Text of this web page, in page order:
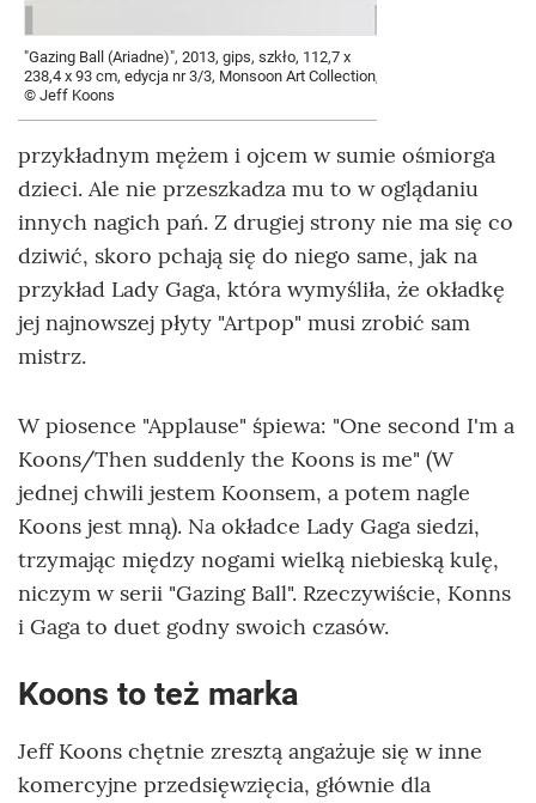
"Gazing Ball (Ariadne)", 2013, gips, szkło, 112,7 x
238,4 x 93 cm, edycja nr 3/3, Monsoon Art Collection,
© Jeff Koons
przykładnym mężem i ojcem w sumie ośmiorga
dzieci. Ale nie przeszkadza mu to w oglądaniu
innych nagich pań. Z drugiej strony nie ma się co
dziwić, skoro pchają się do niego same, jak na
przykład Lady Gaga, która wymyśliła, że okładkę
jej najnowszej płyty "Artpop" musi zrobić sam
mistrz.
W piosence "Applause" śpiewa: "One second I'm a
Koons/Then suddenly the Koons is me" (W
jednej chwili jestem Koonsem, a potem nagle
Koons jest mną). Na okładce Lady Gaga siedzi,
trzymając między nogami wielką niebieską kulę,
niczym w serii "Gazing Ball". Rzeczywiście, Konns
i Gaga to duet godny swoich czasów.
Koons to też marka
Jeff Koons chętnie zresztą angażuje się w inne
komercyjne przedsięwzięcia, głównie dla